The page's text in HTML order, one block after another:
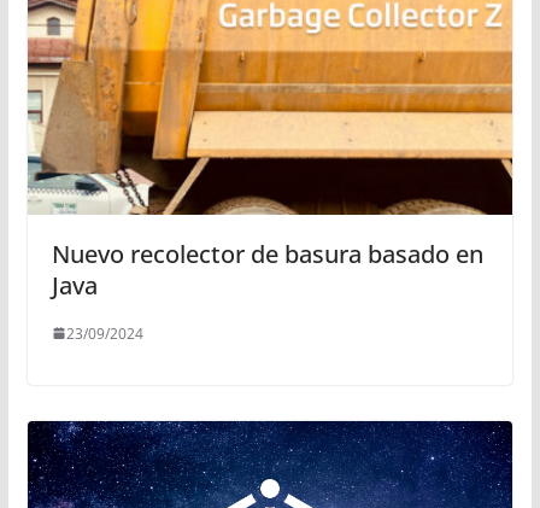
Nuevo recolector de basura basado en
Java
23/09/2024